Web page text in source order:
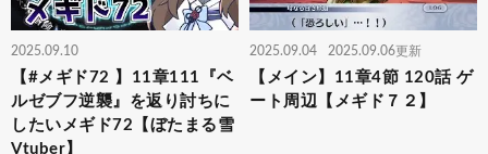
2025.09.10
【#メギド72 】11章111『ベ
ルゼブフ逆襲』を返り討ちに
したいメギド72【ぼたまる雪
Vtuber】
2025.09.04 2025.09.06更新
【メイン】11章4節 120話 ゲ
ート周辺【メギド７２】